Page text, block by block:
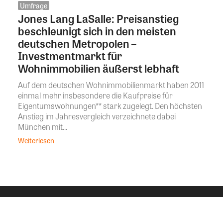
Umfrage
Jones Lang LaSalle: Preisanstieg
beschleunigt sich in den meisten
deutschen Metropolen –
Investmentmarkt für
Wohnimmobilien äußerst lebhaft
Auf dem deutschen Wohnimmobilienmarkt haben 2011
einmal mehr insbesondere die Kaufpreise für
Eigentumswohnungen** stark zugelegt. Den höchsten
Anstieg im Jahresvergleich verzeichnete dabei
München mit...
Weiterlesen